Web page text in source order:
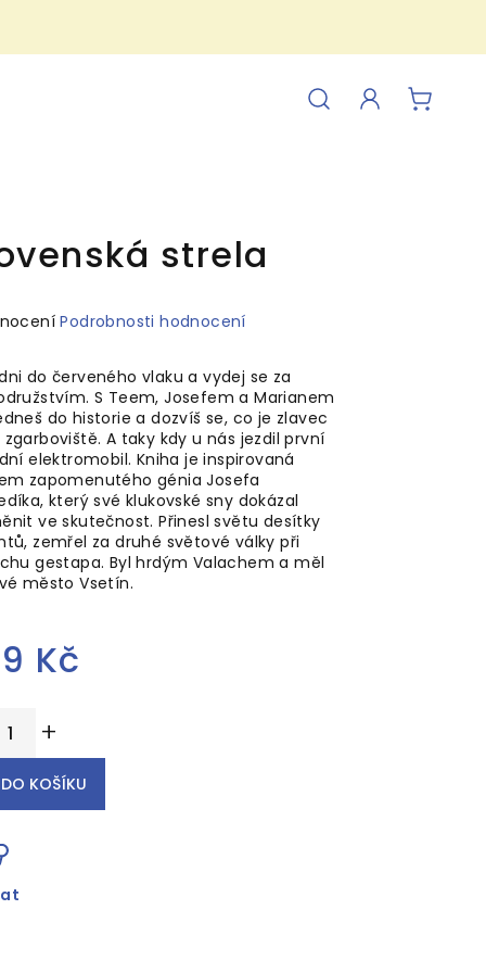
strela
Podrobnosti hodnocení
do červeného vlaku a vydej se za
S Teem, Josefem a Marianem
do historie a dozvíš se, co je zlavec
A taky kdy u nás jezdil první
elektromobil. Kniha je inspirovaná
zapomenutého génia Josefa
který své klukovské sny dokázal
ve skutečnost. Přinesl světu desítky
zemřel za druhé světové války při
gestapa. Byl hrdým Valachem a měl
město Vsetín.
Kč
+
DO KOŠÍKU